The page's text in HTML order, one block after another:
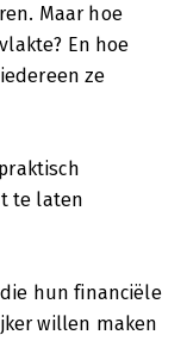
Maar hoe
En hoe
ze
te laten
hun financiële
willen maken